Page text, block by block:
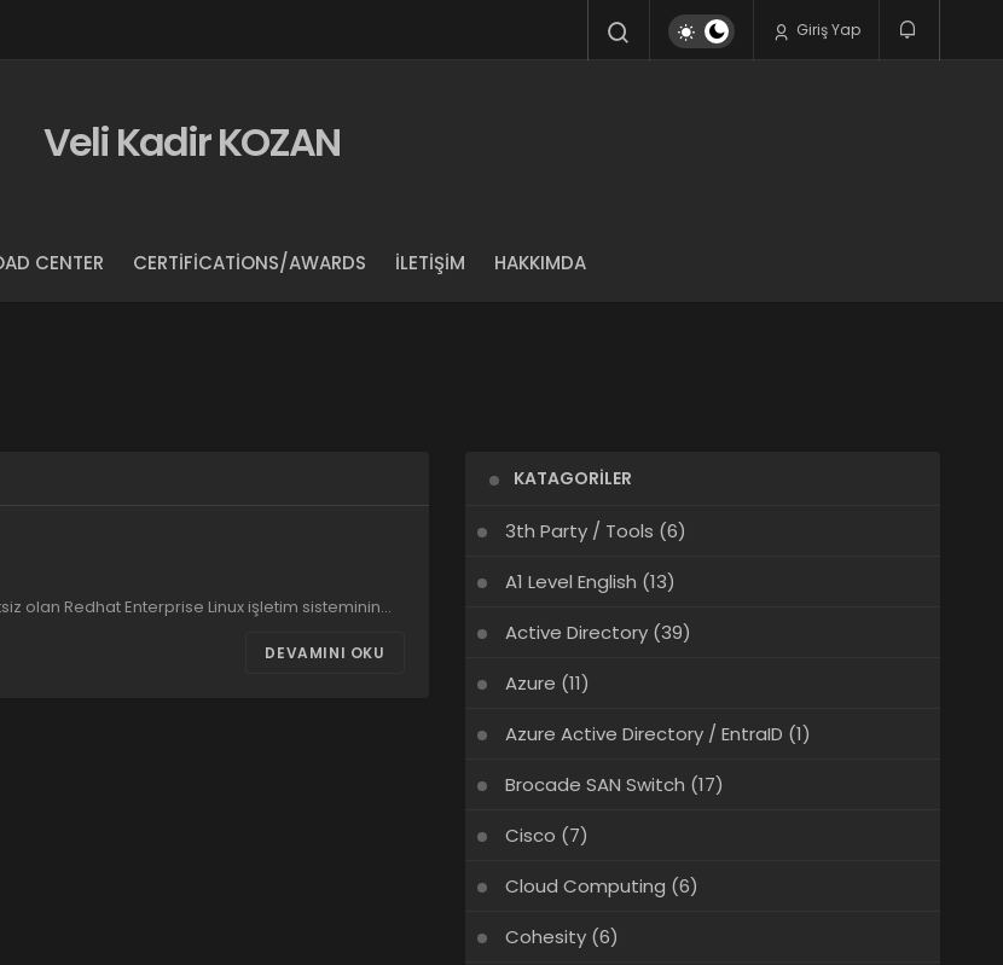
Giriş Yap
Veli Kadir KOZAN
CENTER CERTIFICATIONS/AWARDS İLETIŞIM HAKKIMDA
olan Redhat Enterprise Linux işletim sisteminin…
DEVAMINI OKU
KATAGORILER
3th Party / Tools (6)
A1 Level English (13)
Active Directory(39)
Azure (11)
Azure Active Directory / EntraID (1)
Brocade SAN Switch (17)
Cisco (7)
Cloud Computing (6)
Cohesity(6)